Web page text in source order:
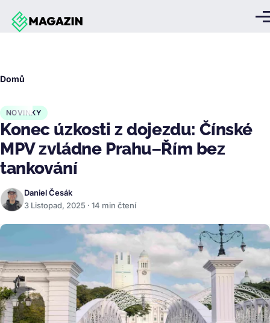
Přejít k hlavnímu obsahu
Domů
NOVINKY
Konec úzkosti z dojezdu: Čínské
MPV zvládne Prahu–Řím bez
tankování
Daniel Česák
3 Listopad, 2025 · 14 min čtení